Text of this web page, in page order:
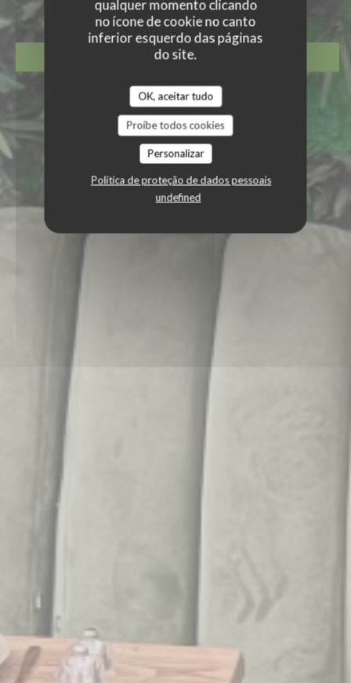
qualquer momento clicando
no ícone de cookie no canto
inferior esquerdo das páginas
do site.
OK, aceitar tudo
Proíbe todos cookies
Personalizar
Política de proteção de dados pessoais
undefined
RESERVAR UMA MESA